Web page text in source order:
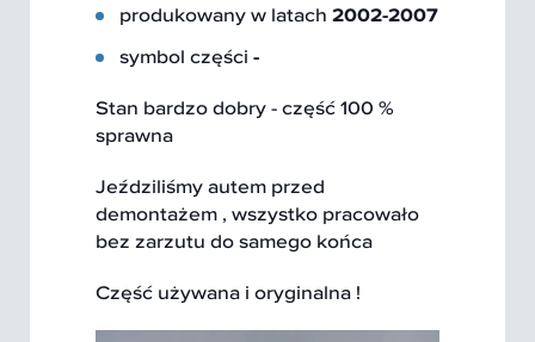
produkowany w latach 2002-2007
symbol części -
Stan bardzo dobry - część 100 %
sprawna
Jeździliśmy autem przed
demontażem , wszystko pracowało
bez zarzutu do samego końca
Część używana i oryginalna !